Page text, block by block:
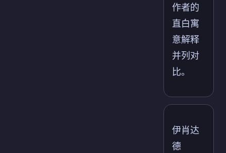
作者的
直白寓
意解释
并列对
比。
伊肖达
德